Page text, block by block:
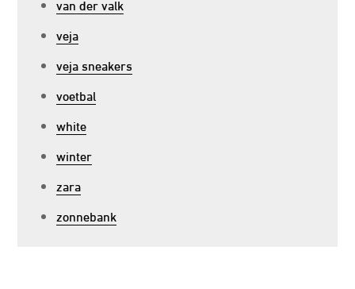
van der valk
veja
veja sneakers
voetbal
white
winter
zara
zonnebank